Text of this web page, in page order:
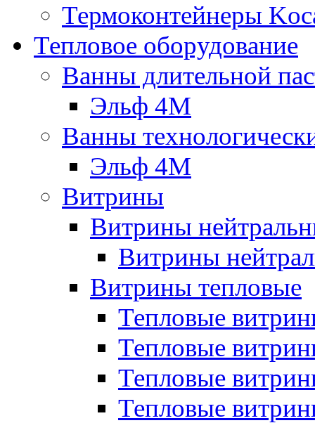
Термоконтейнеры
Тепловое оборудование
Ванны длительной
Эльф 4М
Ванны
Эльф 4М
Витрины
Витрины
Витрины
Витрины тепловые
Тепловые
Тепловые
Тепловые
Тепловые